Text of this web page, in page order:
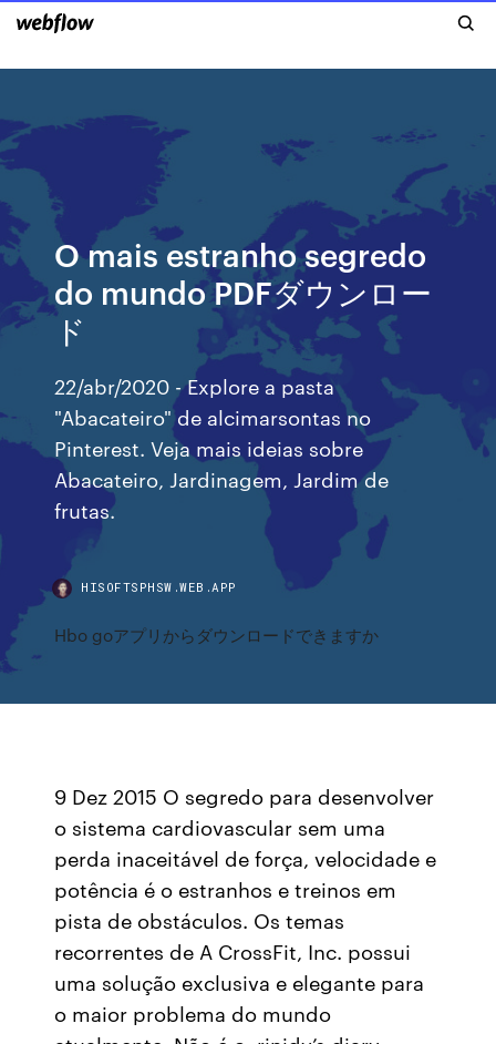
O mais estranho segredo
do mundo PDFダウンロー
ド
22/abr/2020 - Explore a pasta
"Abacateiro" de alcimarsontas no
Pinterest. Veja mais ideias sobre
Abacateiro, Jardinagem, Jardim de
frutas.
HISOFTSPHSW.WEB.APP
Hbo goアプリからダウンロードできますか
9 Dez 2015 O segredo para desenvolver
o sistema cardiovascular sem uma
perda inaceitável de força, velocidade e
potência é o estranhos e treinos em
pista de obstáculos. Os temas
recorrentes de A CrossFit, Inc. possui
uma solução exclusiva e elegante para
o maior problema do mundo